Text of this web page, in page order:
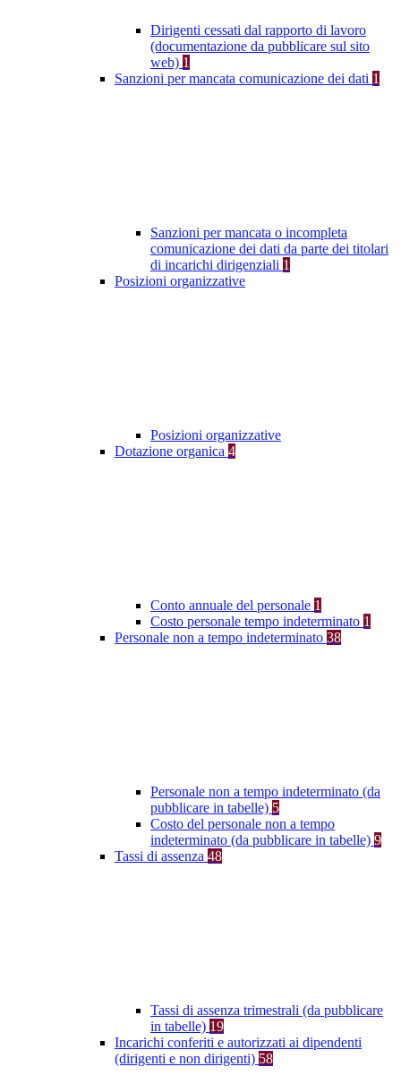
Dirigenti cessati dal rapporto di lavoro
(documentazione da pubblicare sul sito
web) 1
Sanzioni per mancata comunicazione dei dati 1
Sanzioni per mancata o incompleta
comunicazione dei dati da parte dei titolari
di incarichi dirigenziali 1
Posizioni organizzative
Posizioni organizzative
Dotazione organica 4
Conto annuale del personale 1
Costo personale tempo indeterminato 1
Personale non a tempo indeterminato 38
Personale non a tempo indeterminato (da
pubblicare in tabelle) 5
Costo del personale non a tempo
indeterminato (da pubblicare in tabelle) 9
Tassi di assenza 48
Tassi di assenza trimestrali (da pubblicare
in tabelle) 19
Incarichi conferiti e autorizzati ai dipendenti
(dirigenti e non dirigenti) 58